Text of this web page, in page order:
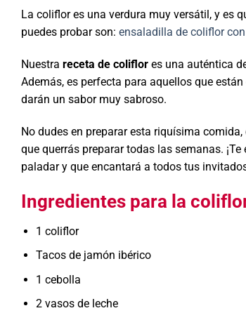
La coliflor es una verdura muy versátil, y es
puedes probar son: ensaladilla de coliflor
Nuestra receta de coliflor es una auténtica
Además, es perfecta para aquellos que
darán un sabor muy sabroso.
No dudes en preparar esta riquísima
que querrás preparar todas las semanas.
paladar y que encantará a todos tus
Ingredientes para la
1 coliflor
Tacos de jamón ibérico
1 cebolla
2 vasos de leche